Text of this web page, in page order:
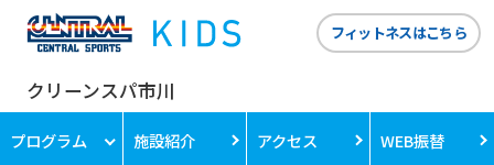
クリーンスパ市川
フィットネスはこちら
プログラム 施設紹介 アクセス WEB振替